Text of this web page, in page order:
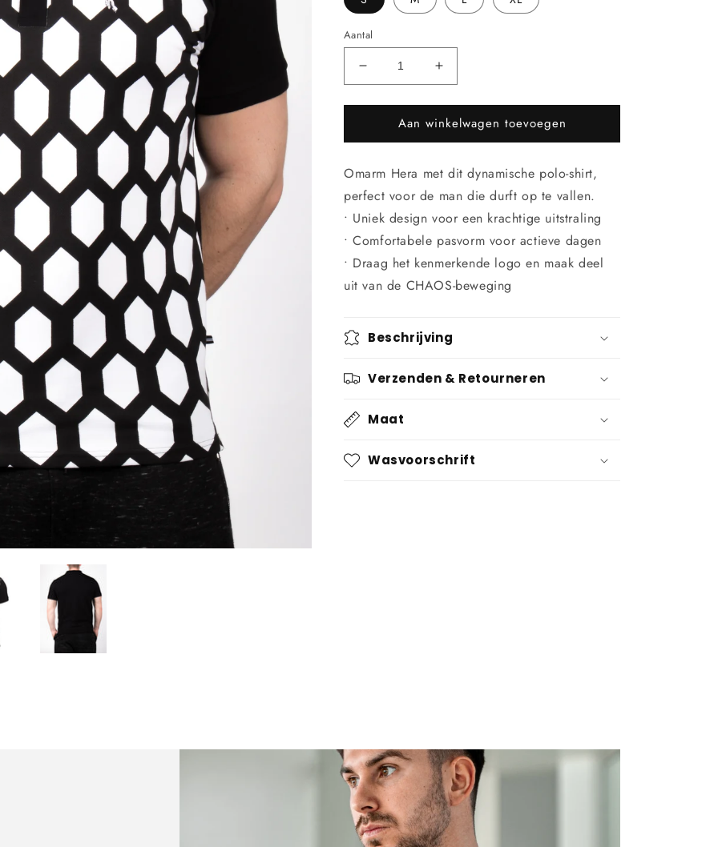
Aantal
Aantal
verlagen
voor
HERA
-
shirt
Aantal
verhogen
voor
HERA
-
shirt
Aan winkelwagen toevoegen
Omarm Hera met dit dynamische polo-shirt,
perfect voor de man die durft op te vallen.
• Uniek design voor een krachtige uitstraling
• Comfortabele pasvorm voor actieve dagen
• Draag het kenmerkende logo en maak deel
uit van de CHAOS-beweging
Beschrijving
Verzenden & Retourneren
Maat
Wasvoorschrift